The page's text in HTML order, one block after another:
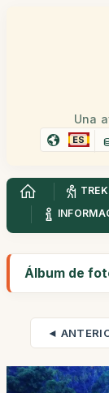
Una
ES
Álbum de
◄